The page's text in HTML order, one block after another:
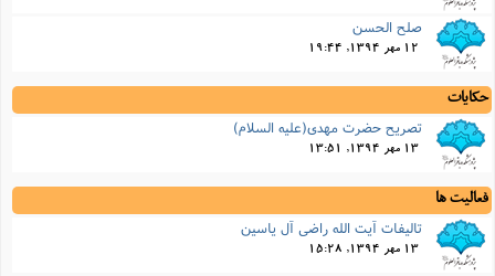
صلح الحسن
12 مهر 1394, 19:44
حکایات
تصریح حضرت مهدى(علیه السلام)
13 مهر 1394, 13:51
فعالیت ها
تالیفات آیت الله راضی آل یاسین
13 مهر 1394, 15:28